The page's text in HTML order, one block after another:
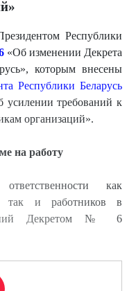
Республики
«Об изменении Декрета
которым внесены
Республики Беларусь
усилении требований к
организаций».
на работу
как
так и работников в
Декретом № 6